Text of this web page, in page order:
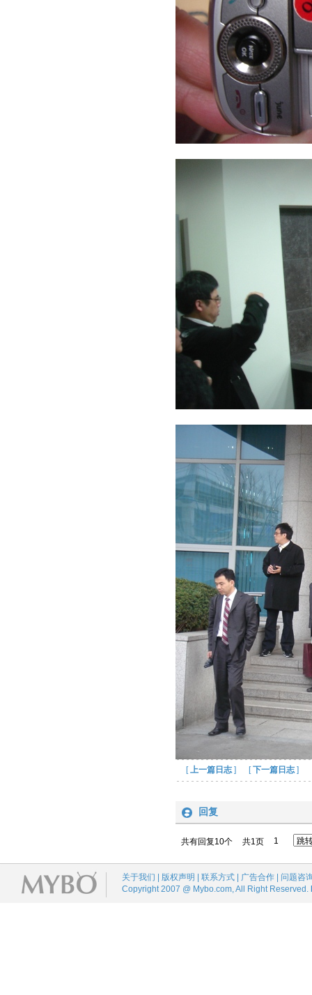
[上一篇日志 ] [下一篇日志 ]
回复
共有回复10个 共1页 1
关于我们 | 版权声明 | 联系方式 | 广告合作 | 问题咨
Copyright 2007 @ Mybo.com, All Right Reserved.